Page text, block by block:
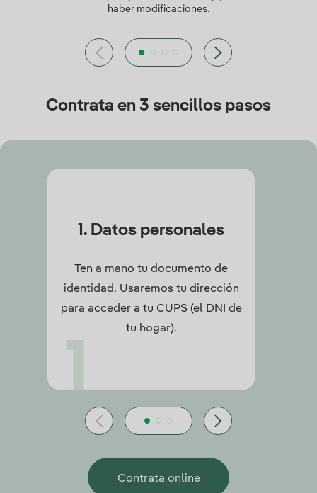
haber modificaciones.
Contrata en 3 sencillos pasos
1. Datos personales
Ten a mano tu documento de
identidad. Usaremos tu dirección
para acceder a tu CUPS (el DNI de
tu hogar).
Contrata online